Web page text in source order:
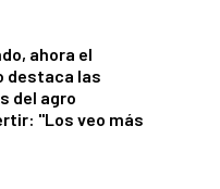
ahora el
destaca las
del agro
"Los veo más